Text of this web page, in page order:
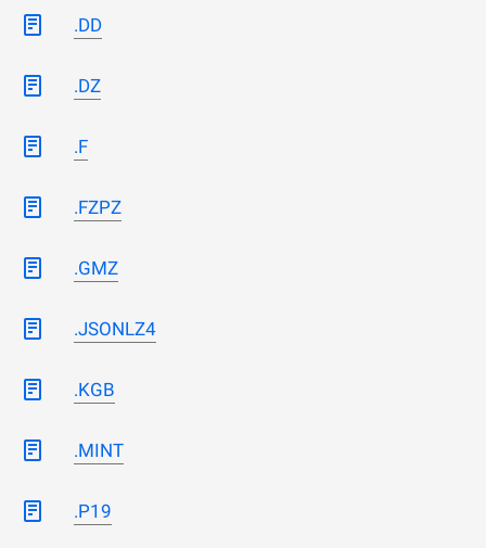
.DD
.DZ
.F
.FZPZ
.GMZ
.JSONLZ4
.KGB
.MINT
.P19